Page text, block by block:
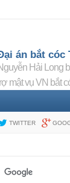
án bắt cóc
Hải Long
mật vụ VN bắt
TWITTER